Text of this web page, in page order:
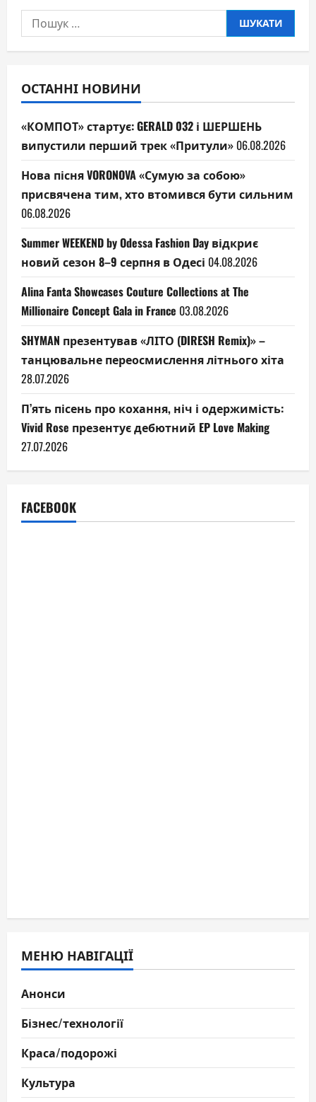
Пошук:
ОСТАННІ НОВИНИ
«КОМПОТ» стартує: GERALD 032 і ШЕРШЕНЬ
випустили перший трек «Притули» 06.08.2026
Нова пісня VORONOVA «Сумую за собою»
присвячена тим, хто втомився бути сильним
06.08.2026
Summer WEEKEND by Odessa Fashion Day відкриє
новий сезон 8–9 серпня в Одесі 04.08.2026
Alina Fanta Showcases Couture Collections at The
Millionaire Concept Gala in France 03.08.2026
SHYMAN презентував «ЛІТО (DIRESH Remix)» –
танцювальне переосмислення літнього хіта
28.07.2026
П’ять пісень про кохання, ніч і одержимість:
Vivid Rose презентує дебютний EP Love Making
27.07.2026
FACEBOOK
МЕНЮ НАВІГАЦІЇ
Анонси
Бізнес/технології
Краса/подорожі
Культура